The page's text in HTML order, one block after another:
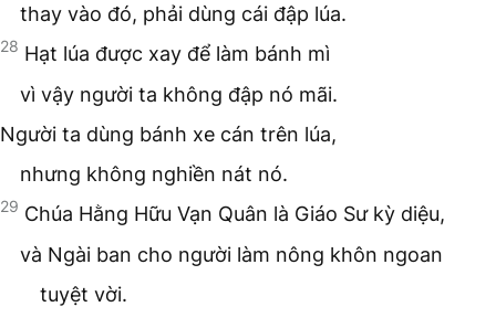
thay vào đó, phải dùng cái đập lúa.
28 Hạt lúa được xay để làm bánh mì
vì vậy người ta không đập nó mãi.
Người ta dùng bánh xe cán trên lúa,
nhưng không nghiền nát nó.
29 Chúa Hằng Hữu Vạn Quân là Giáo Sư kỳ diệu,
và Ngài ban cho người làm nông khôn ngoan
tuyệt vời.